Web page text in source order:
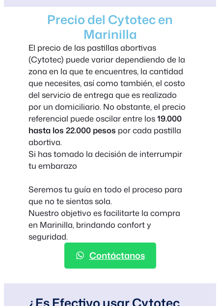
Precio del Cytotec en
Marinilla
El precio de las pastillas abortivas
(Cytotec) puede variar dependiendo de la
zona en la que te encuentres, la cantidad
que necesites, así como también, el costo
del servicio de entrega que es realizado
por un domiciliario. No obstante, el precio
referencial puede oscilar entre los19.000
hasta los 22.000 pesos por cada pastilla
abortiva.
Si has tomado la decisión de interrumpir
tu embarazo
Seremos tu guía en todo el proceso para
que no te sientas sola.
Nuestro objetivo es facilitarte la compra
en Marinilla, brindando confort y
seguridad.
Contáctanos